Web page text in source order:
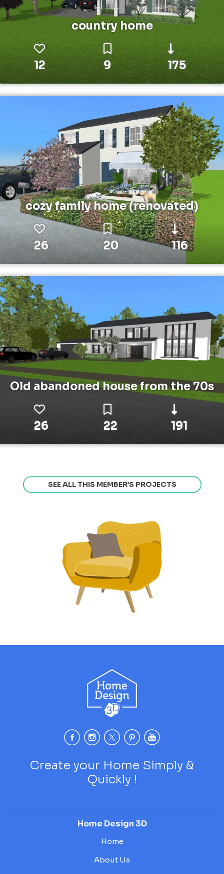
country home
12 9 175
cozy family home (renovated)
26 20 116
Old abandoned house from the 70s
26 22 191
SEE ALL THIS MEMBER’S PROJECTS
Create your Home Simply &
Quickly !
Home Design 3D
Home
About Us